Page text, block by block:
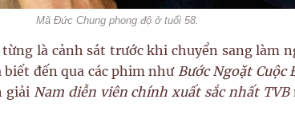
Mã Đức Chung phong độ ở tuổi 58.
là cảnh sát trước khi chuyển sang làm
đến qua các phim như Bước Ngoặt Cuộc
giải Nam diễn viên chính xuất sắc nhất TVB